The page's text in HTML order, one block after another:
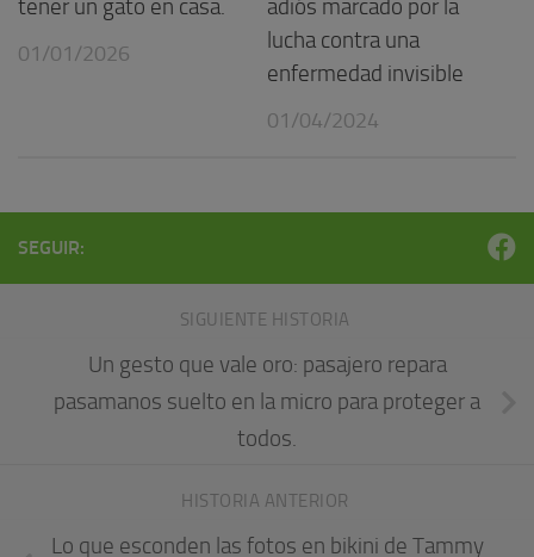
tener un gato en casa.
01/01/2026
adiós marcado por la
lucha contra una
enfermedad invisible
01/04/2024
SEGUIR:
SIGUIENTE HISTORIA
Un gesto que vale oro: pasajero repara
pasamanos suelto en la micro para proteger a
todos.
HISTORIA ANTERIOR
Lo que esconden las fotos en bikini de Tammy